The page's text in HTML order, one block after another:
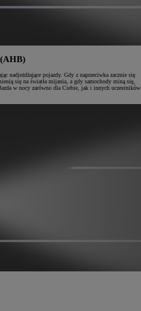
nadjeżdżające pojazdy. Gdy z naprzeciwka zacznie się
się na światła mijania, a gdy samochody miną się,
w nocy zarówno dla Ciebie, jak i innych uczestników